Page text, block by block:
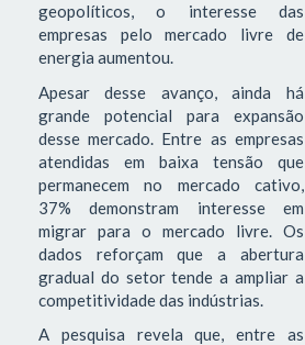
geopolíticos, o interesse das
empresas pelo mercado livre de
energia aumentou.
Apesar desse avanço, ainda há
grande potencial para expansão
desse mercado. Entre as empresas
atendidas em baixa tensão que
permanecem no mercado cativo,
37% demonstram interesse em
migrar para o mercado livre. Os
dados reforçam que a abertura
gradual do setor tende a ampliar a
competitividade das indústrias.
A pesquisa revela que, entre as